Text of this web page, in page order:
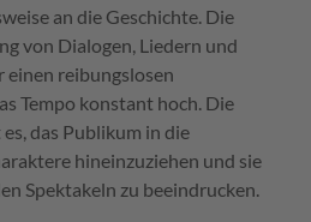
an die Geschichte. Die
von Dialogen, Liedern und
reibungslosen
Tempo konstant hoch. Die
das Publikum in die
hineinzuziehen und sie
Spektakeln zu beeindrucken.